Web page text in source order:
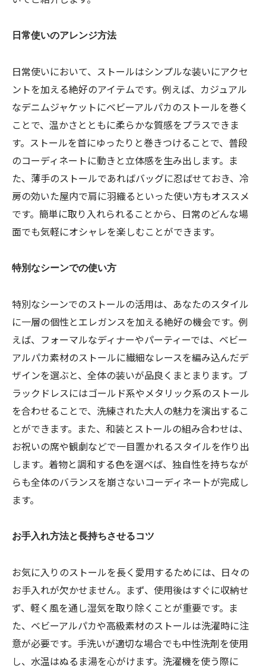
日常使いのアレンジ方法
日常使いにおいて、ストールはシンプルな装いにアクセ
ントを加える絶好のアイテムです。例えば、カジュアル
なデニムジャケットにベビーアルパカのストールを巻く
ことで、温かさとともに柔らかな質感をプラスできま
す。ストールを首にゆったりと巻きつけることで、普段
のコーディネートに動きと立体感を生み出します。ま
た、薄手のストールであればバッグに忍ばせておき、冷
房の効いた屋内で肩に羽織るといった使い方もオススメ
です。簡単に取り入れられることから、日常のどんな場
面でも気軽にオシャレを楽しむことができます。
特別なシーンでの使い方
特別なシーンでのストールの活用は、あなたのスタイル
に一層の個性とエレガンスを加える絶好の機会です。例
えば、フォーマルなディナーやパーティーでは、ベビー
アルパカ素材のストールに繊細なレースを編み込んだデ
ザインを選ぶと、全体の装いが品良くまとまります。ブ
ラックドレスにはゴールド系やメタリック系のストール
を合わせることで、洗練された大人の魅力を演出するこ
とができます。また、和装とストールの組み合わせは、
お祝いの席や観劇などで一目置かれるスタイルを作り出
します。着物と調和する色を選べば、独自性を持ちなが
らも全体のバランスを崩さないコーディネートが完成し
ます。
お手入れ方法と長持ちさせるコツ
お気に入りのストールを長く愛用するためには、日々の
お手入れが欠かせません。まず、使用後はすぐに収納せ
ず、軽く風を通し湿気を取り除くことが重要です。ま
た、ベビーアルパカや高級素材のストールは洗濯時に注
意が必要です。手洗いが適切な場合でも中性洗剤を使用
し、水温はぬるま湯を心がけます。洗濯機を使う際に